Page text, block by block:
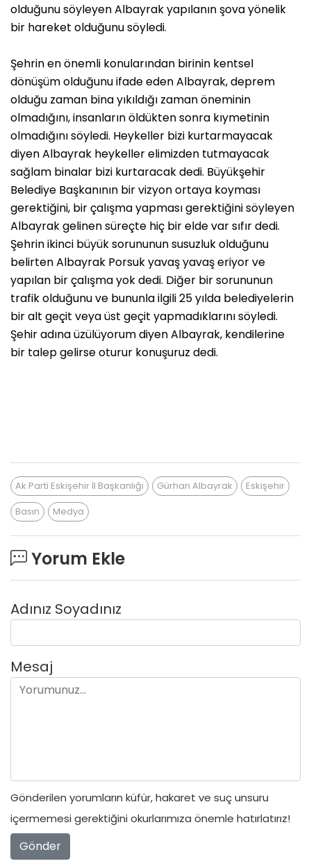
olduğunu söyleyen Albayrak yapılanın şova yönelik
bir hareket olduğunu söyledi.
Şehrin en önemli konularından birinin kentsel
dönüşüm olduğunu ifade eden Albayrak, deprem
olduğu zaman bina yıkıldığı zaman öneminin
olmadığını, insanların öldükten sonra kıymetinin
olmadığını söyledi. Heykeller bizi kurtarmayacak
diyen Albayrak heykeller elimizden tutmayacak
sağlam binalar bizi kurtaracak dedi. Büyükşehir
Belediye Başkanının bir vizyon ortaya koyması
gerektiğini, bir çalışma yapması gerektiğini söyleyen
Albayrak gelinen süreçte hiç bir elde var sıfır dedi.
Şehrin ikinci büyük sorununun susuzluk olduğunu
belirten Albayrak Porsuk yavaş yavaş eriyor ve
yapılan bir çalışma yok dedi. Diğer bir sorununun
trafik olduğunu ve bununla ilgili 25 yılda belediyelerin
bir alt geçit veya üst geçit yapmadıklarını söyledi.
Şehir adına üzülüyorum diyen Albayrak, kendilerine
bir talep gelirse oturur konuşuruz dedi.
Ak Parti Eskişehir İl Başkanlığı Gürhan Albayrak
Eskişehir
Basın
Medya
Yorum Ekle
Adınız Soyadınız
Mesaj
Gönderilen yorumların küfür, hakaret ve suç unsuru
içermemesi gerektiğini okurlarımıza önemle hatırlatırız!
Gönder